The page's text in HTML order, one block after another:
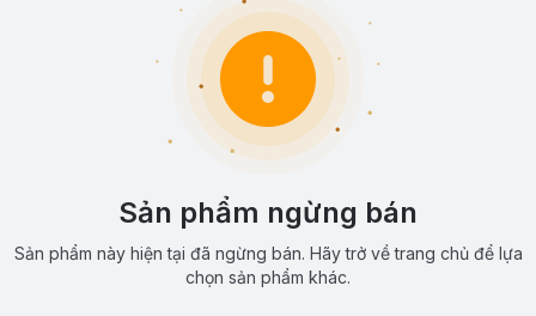
Sản phẩm ngừng bán
Sản phẩm này hiện tại đã ngừng bán. Hãy trở về trang chủ để lựa
chọn sản phẩm khác.